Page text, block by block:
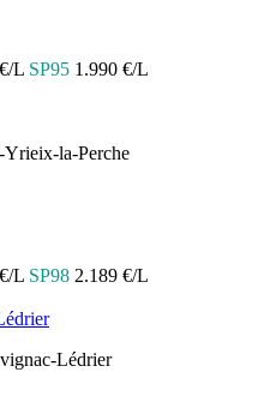
L SP95 1.990 €/L
Yrieix-la-Perche
L SP98 2.189 €/L
Lédrier